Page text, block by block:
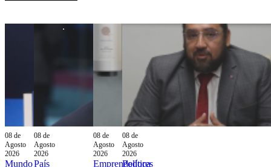
08 de
Agosto
2026
Mundo
08 de
Agosto
2026
País
08 de
Agosto
2026
Emprendedores
08 de
Agosto
2026
Política